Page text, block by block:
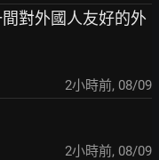
對外國人友好的外
2小時前, 08/09
2小時前, 08/09